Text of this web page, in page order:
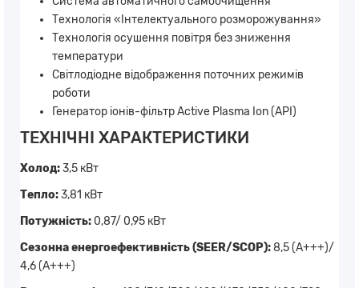
Технологія «Інтелектуального розморожування»
Технологія осушення повітря без зниження
температури
Світлодіодне відображення поточних режимів
роботи
Генератор іонів-фільтр Active Plasma Ion (API)
ТЕХНІЧНІ ХАРАКТЕРИСТИКИ
Холод:3,5 кВт
Тепло:3,81 кВт
Потужність:0,87/ 0,95 кВт
Сезонна енергоефективність (SEER/SCOP):8,5 (А+++)/
4,6 (А+++)